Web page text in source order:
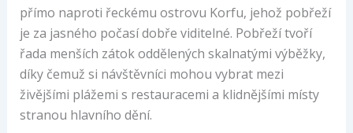
přímo naproti řeckému ostrovu Korfu, jehož pobřeží
je za jasného počasí dobře viditelné. Pobřeží tvoří
řada menších zátok oddělených skalnatými výběžky,
díky čemuž si návštěvníci mohou vybrat mezi
živějšími plážemi s restauracemi a klidnějšími místy
stranou hlavního dění.